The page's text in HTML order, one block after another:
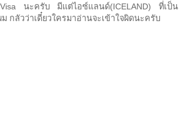
นะครับ มีแต่ไอซ์แลนด์(ICELAND) ที่เป็น
กลัวว่าเดี๋ยวใครมาอ่านจะเข้าใจผิดนะครับ